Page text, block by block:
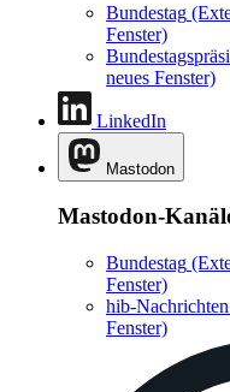
Bundestag
Fenster)
neues Fenster)
LinkedIn
Mastodon
Mastodon-
Bundestag
Fenster)
hib-Nachrichten
Fenster)